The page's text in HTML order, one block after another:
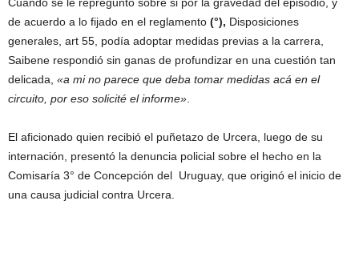
de acuerdo a lo fijado en el reglamento (°), Disposiciones
generales, art 55, podía adoptar medidas previas a la carrera,
Saibene respondió sin ganas de profundizar en una cuestión tan
delicada, «a mi no parece que deba tomar medidas acá en el
circuito, por eso solicité el informe»
El aficionado quien recibió el puñetazo de Urcera, luego de su
internación, presentó la denuncia policial sobre el hecho en la
Comisaría 3° de Concepción del Uruguay, que originó el inicio de
una causa judicial contra Urcera.